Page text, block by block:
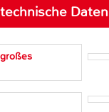
Daten